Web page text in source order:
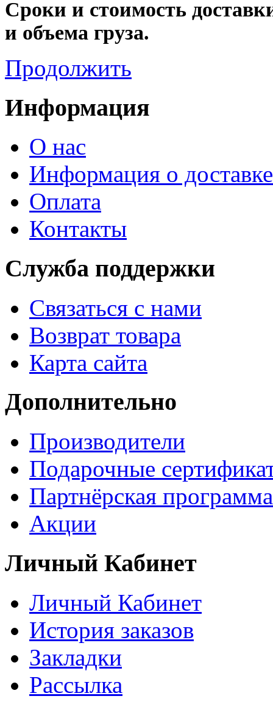
Сроки и стоимость
и объема груза.
Продолжить
Информация
О нас
Информация о доставке
Оплата
Контакты
Служба поддержки
Связаться с нами
Возврат товара
Карта сайта
Дополнительно
Производители
Подарочные
Партнёрская программа
Акции
Личный Кабинет
Личный Кабинет
История заказов
Закладки
Рассылка